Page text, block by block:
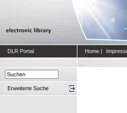
DLR Portal Home |
Erweiterte Suche